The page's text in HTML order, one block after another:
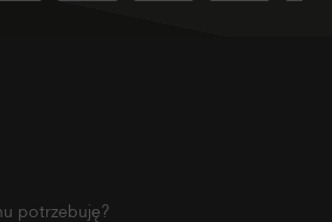
potrzebuję?